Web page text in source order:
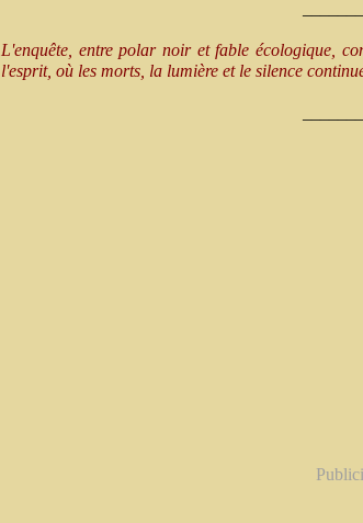
L'enquête, entre polar noir et fable écologique,
l'esprit, où les morts, la lumière et le silence